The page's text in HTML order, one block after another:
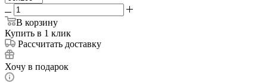
В корзину
Купить в 1 клик
Рассчитать доставку
Хочу в подарок